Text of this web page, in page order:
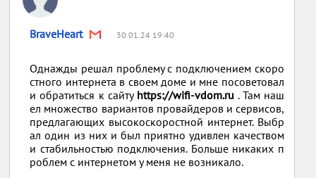
BraveHeart 30.01.24 19:40
Однажды решал проблему с подключением скоро
стного интернета в своем доме и мне посоветовал
и обратиться к сайту https://wifi-vdom.ru. Там наш
ел множество вариантов провайдеров и сервисов,
предлагающих высокоскоростной интернет. Выбр
ал один из них и был приятно удивлен качеством
и стабильностью подключения. Больше никаких п
роблем с интернетом у меня не возникало.